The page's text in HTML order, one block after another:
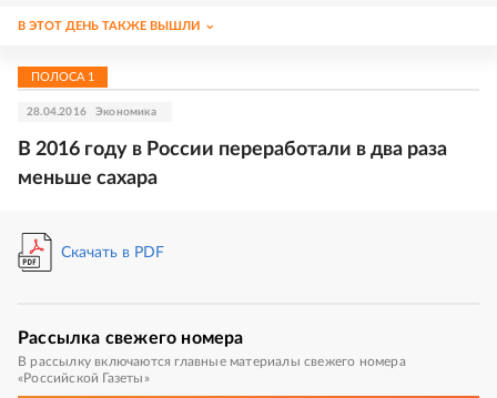
В ЭТОТ ДЕНЬ ТАКЖЕ ВЫШЛИ
ПОЛОСА 1
28.04.2016 Экономика
В 2016 году в России переработали в два раза
меньше сахара
Скачать в PDF
Рассылка свежего номера
В рассылку включаются главные материалы свежего номера
«Российской Газеты»